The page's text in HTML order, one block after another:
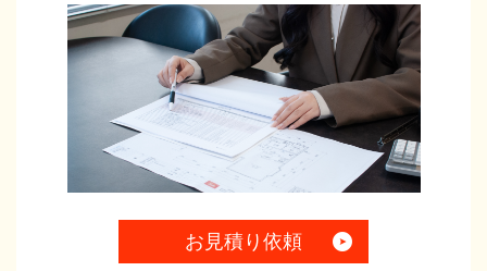
お見積り依頼